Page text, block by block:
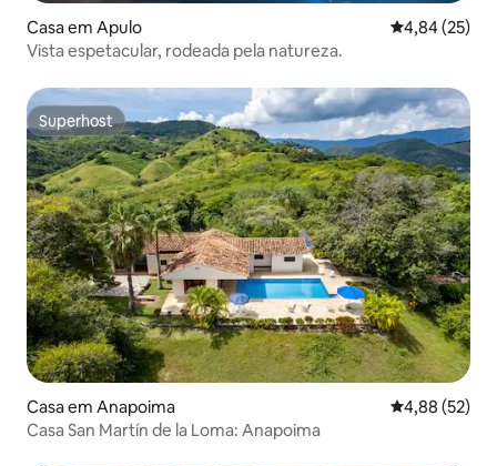
Casa em Apulo Classificação
4,84 (25)
Vista espetacular, rodeada pela natureza.
Superhost
Superhost
Casa em Anapoima Classificação
4,88 (52)
Casa San Martín de la Loma: Anapoima